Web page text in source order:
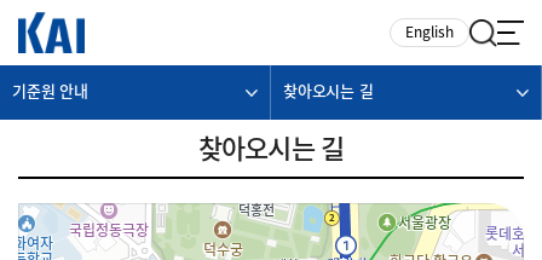
English
기준원 안내 찾아오시는 길
찾아오시는 길